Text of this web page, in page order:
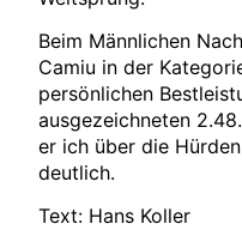
Beim Männlichen
Camiu in der
persönlichen
ausgezeichneten
er ich über die
deutlich.
Text: Hans Koller